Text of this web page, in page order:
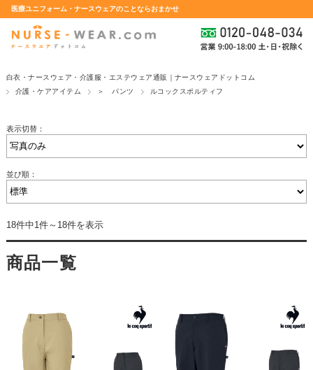
医療ユニフォーム・ナースウェアのことならおまかせ
白衣・ナースウェア・介護服・エステウェア通販｜ナースウェアドットコム
介護・ケアアイテム
＞ パンツ ルコックスポルティフ
表示切替：
並び順：
18件中1件～18件を表示
商品一覧